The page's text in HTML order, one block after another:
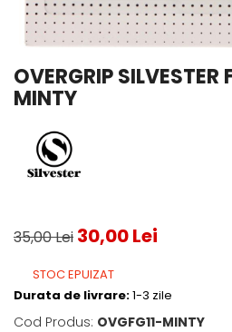
Servicii Racordare
Zgura
­--
Dama
Juniori
Geanta
Rucsac
Rochii Padel
Sepci Padel
OVERGRIP SILVESTER
MINTY
35,00 Lei 30,00 Lei
STOC EPUIZAT
Durata de livrare:1-3 zile
Cod Produs: OVGFG11-MINTY